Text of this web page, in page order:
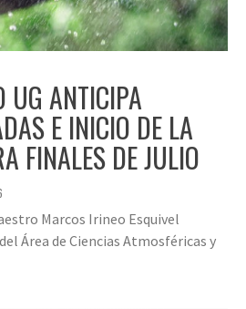
UG ANTICIPA
E INICIO DE LA
FINALES DE JULIO
Marcos Irineo Esquivel
Área de Ciencias Atmosféricas y